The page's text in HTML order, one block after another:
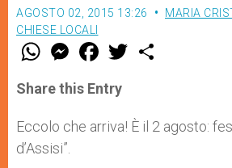
AGOSTO 02, 2015 13:26
MARIA
CHIESE LOCALI
W
t
s
p
p
M
e
s
e
g
e
F
a
e
b
o
k
w
r
Share this Entry
Eccolo che arriva! È il 2 agosto:
d’Assisi”.